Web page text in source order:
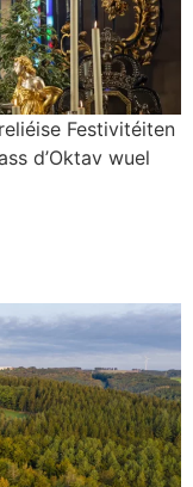
Festivitéiten
d’Oktav wuel